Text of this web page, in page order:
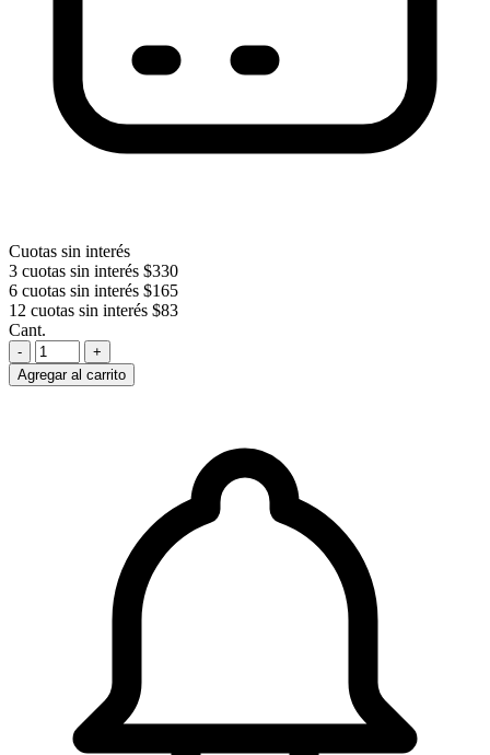
Cuotas sin interés
3 cuotas sin interés $330
6 cuotas sin interés $165
12 cuotas sin interés $83
Cant.
-
+
Agregar al carrito